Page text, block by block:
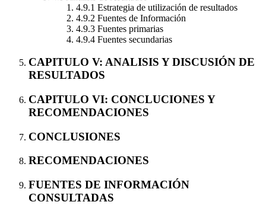
4.9.1 Estrategia de utilización de resultados
4.9.2 Fuentes de Información
4.9.3 Fuentes primarias
4.9.4 Fuentes secundarias
CAPITULO V: ANALISIS Y DISCUSIÓN DE
RESULTADOS
CAPITULO VI: CONCLUCIONES Y
RECOMENDACIONES
CONCLUSIONES
RECOMENDACIONES
FUENTES DE INFORMACIÓN
CONSULTADAS